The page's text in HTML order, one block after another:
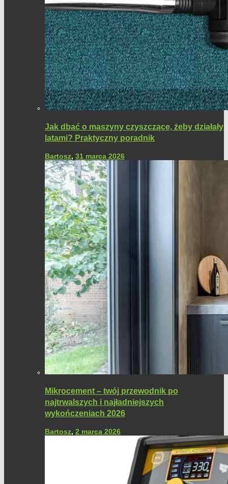
Jak dbać o maszyny czyszczące, żeby działały
latami? Praktyczny poradnik
Bartosz, 31 marca 2026
Mikrocement – twój przewodnik po
najtrwalszych i najładniejszych
wykończeniach 2026
Bartosz, 2 marca 2026